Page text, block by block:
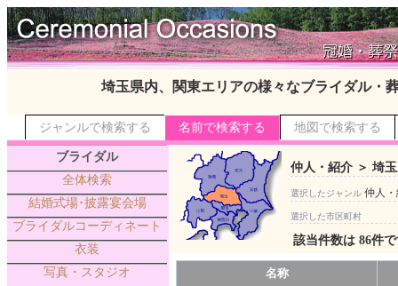
埼玉県内、関東エリアの様々なブライダル・
ジャンルで検索する 名前で検索する 地図で検索する
ブライダル
全体検索
結婚式場･披露宴会場
ブライダルコーディネート
衣装
写真・スタジオ
仲人・紹介 ＞ 埼
選択したジャンル 仲人
選択した市区町村
該当件数は 86件
名称